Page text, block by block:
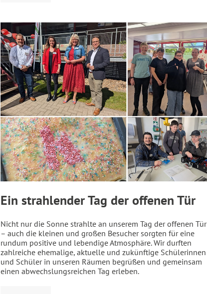
Ein strahlender Tag der offenen Tür
Nicht nur die Sonne strahlte an unserem Tag der offenen Tür
– auch die kleinen und großen Besucher sorgten für eine
rundum positive und lebendige Atmosphäre. Wir durften
zahlreiche ehemalige, aktuelle und zukünftige Schülerinnen
und Schüler in unseren Räumen begrüßen und gemeinsam
einen abwechslungsreichen Tag erleben.